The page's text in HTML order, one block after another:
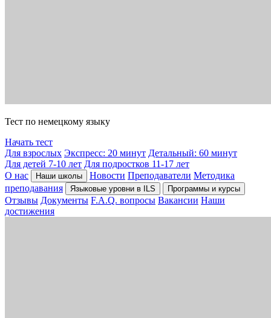
Тест по немецкому языку
Начать тест
Для взрослых Экспресс: 20 минут Детальный: 60 минут
Для детей 7-10 лет Для подростков 11-17 лет
О нас
Наши школы Новости Преподаватели Методика
преподавания
Языковые уровни в ILS Программы и курсы
Отзывы Документы F.A.Q. вопросы Вакансии Наши
достижения